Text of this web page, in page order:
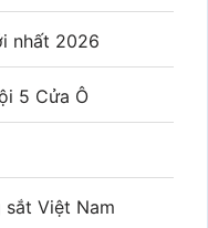
nhất 2026
5 Cửa Ô
Việt Nam